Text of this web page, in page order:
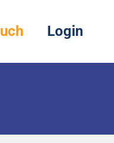
Login